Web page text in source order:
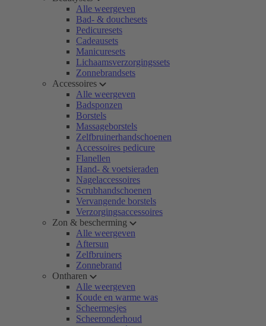
Alle weergeven
Bad- & douchesets
Pedicuresets
Cadeausets
Manicuresets
Lichaamsverzorgingssets
Zonnebrandsets
Accessoires
Alle weergeven
Badsponzen
Borstels
Massageborstels
Zelfbruinerhandschoenen
Accessoires pedicure
Flanellen
Hand- & voetsieraden
Nagelaccessoires
Scrubhandschoenen
Vervangende borstels
Verzorgingsaccessoires
Zon & bescherming
Alle weergeven
Aftersun
Zelfbruiners
Zonnebrand
Ontharen
Alle weergeven
Koude en warme was
Scheermesjes
Scheeronderhoud